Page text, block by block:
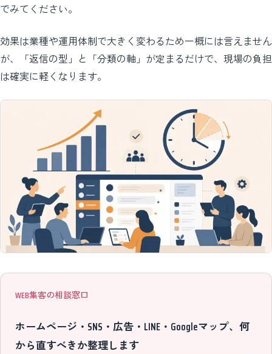
でみてください。
効果は業種や運用体制で大きく変わるため一概には言えません
が、「返信の型」と「分類の軸」が定まるだけで、現場の負担
は確実に軽くなります。
WEB集客の相談窓口
ホームページ・SNS・広告・LINE・Googleマップ、何
から直すべきか整理します